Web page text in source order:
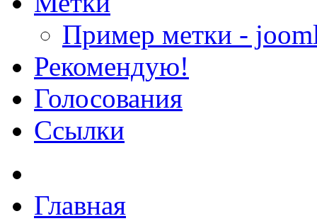
Пример метки -
Рекомендую!
Голосования
Ссылки
Главная